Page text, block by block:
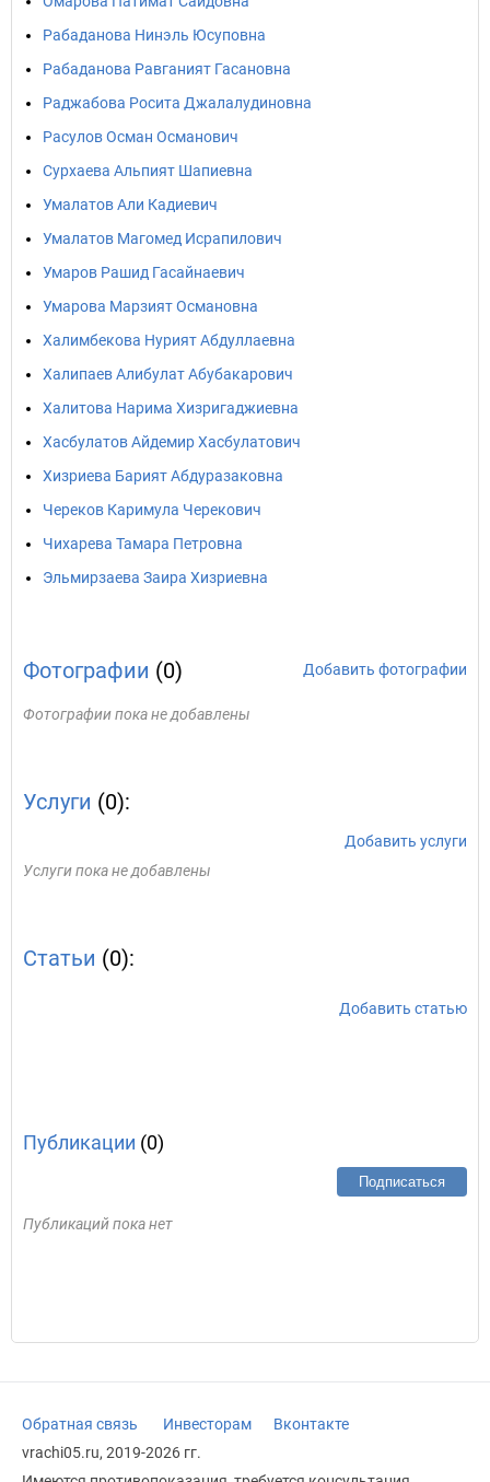
Рабаданова Нинэль Юсуповна
Рабаданова Равганият Гасановна
Раджабова Росита Джалалудиновна
Расулов Осман Османович
Сурхаева Альпият Шапиевна
Умалатов Али Кадиевич
Умалатов Магомед Исрапилович
Умаров Рашид Гасайнаевич
Умарова Марзият Османовна
Халимбекова Нурият Абдуллаевна
Халипаев Алибулат Абубакарович
Халитова Нарима Хизригаджиевна
Хасбулатов Айдемир Хасбулатович
Хизриева Барият Абдуразаковна
Череков Каримула Черекович
Чихарева Тамара Петровна
Эльмирзаева Заира Хизриевна
Фотографии (0) Добавить фотографии
Фотографии пока не добавлены
Услуги (0):
Добавить услуги
Услуги пока не добавлены
Статьи (0):
Добавить статью
Публикации (0)
Подписаться
Публикаций пока нет
Обратная связь Инвесторам
Вконтакте
vrachi05.ru, 2019-2026 гг.